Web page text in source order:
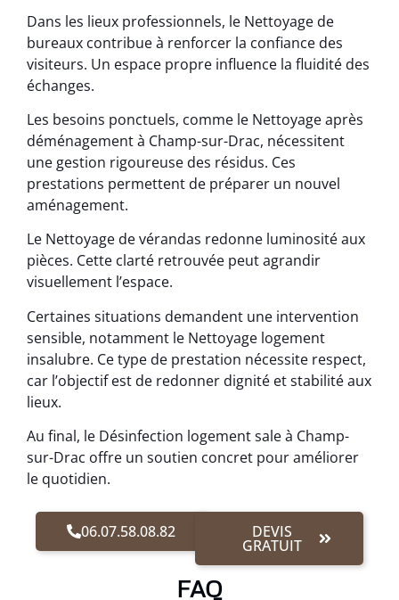
Dans les lieux professionnels, le Nettoyage de
bureaux contribue à renforcer la confiance des
visiteurs. Un espace propre influence la fluidité des
échanges.
Les besoins ponctuels, comme le Nettoyage après
déménagement à Champ-sur-Drac, nécessitent
une gestion rigoureuse des résidus. Ces
prestations permettent de préparer un nouvel
aménagement.
Le Nettoyage de vérandas redonne luminosité aux
pièces. Cette clarté retrouvée peut agrandir
visuellement l’espace.
Certaines situations demandent une intervention
sensible, notamment le Nettoyage logement
insalubre. Ce type de prestation nécessite respect,
car l’objectif est de redonner dignité et stabilité aux
lieux.
Au final, le Désinfection logement sale à Champ-
sur-Drac offre un soutien concret pour améliorer
le quotidien.
06.07.58.08.82 DEVIS
GRATUIT
FAQ